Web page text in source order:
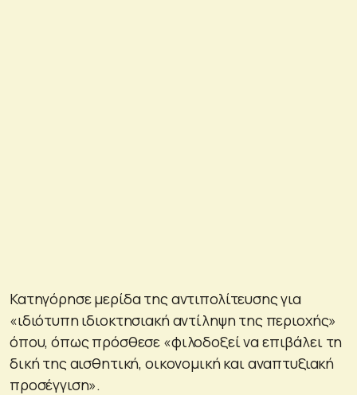
Κατηγόρησε μερίδα της αντιπολίτευσης για
«ιδιότυπη ιδιοκτησιακή αντίληψη της περιοχής»
όπου, όπως πρόσθεσε «φιλοδοξεί να επιβάλει τη
δική της αισθητική, οικονομική και αναπτυξιακή
προσέγγιση».